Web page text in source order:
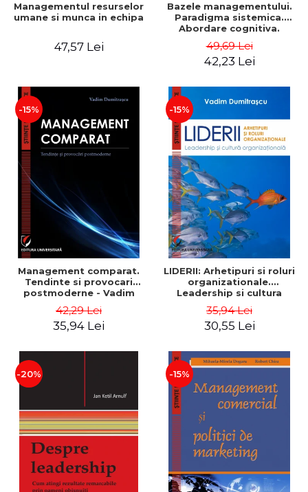
Managementul resurselor
umane si munca in echipa
47,57 Lei
Bazele managementului.
Paradigma sistemica.
Abordare cognitiva.
comportamentala - Vadim
Dumitrascu
49,69 Lei
42,23 Lei
-15%
Management comparat.
Tendinte si provocari
postmoderne - Vadim
42,29 Lei
35,94 Lei
-15%
LIDERII: Arhetipuri si roluri
organizationale.
Leadership si cultura
Dumitrascu
35,94 Lei
30,55 Lei
-20% -15%